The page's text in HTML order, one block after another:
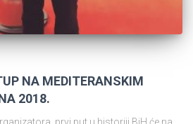
NA MEDITERANSKIM
2018.